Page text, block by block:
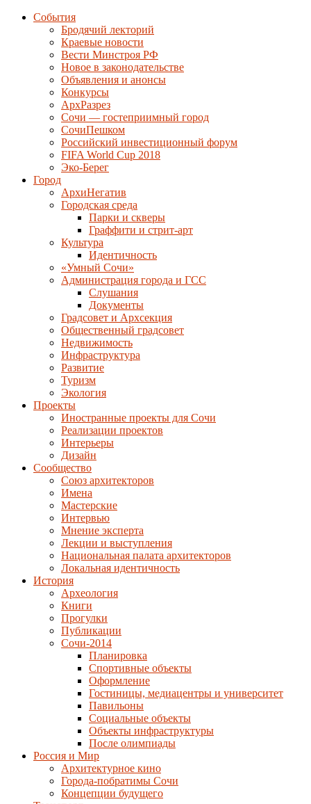
События
Бродячий лекторий
Краевые новости
Вести Минстроя РФ
Новое в законодательстве
Объявления и анонсы
Конкурсы
АрхРазрез
Сочи — гостеприимный город
СочиПешком
Российский инвестиционный форум
FIFA World Cup 2018
Эко-Берег
Город
АрхиНегатив
Городская среда
Парки и скверы
Граффити и стрит-арт
Культура
Идентичность
«Умный Сочи»
Администрация города и ГСС
Слушания
Документы
Градсовет и Архсекция
Общественный градсовет
Недвижимость
Инфраструктура
Развитие
Туризм
Экология
Проекты
Иностранные проекты для Сочи
Реализации проектов
Интерьеры
Дизайн
Сообщество
Союз архитекторов
Имена
Мастерские
Интервью
Мнение эксперта
Лекции и выступления
Национальная палата архитекторов
Локальная идентичность
История
Археология
Книги
Прогулки
Публикации
Сочи-2014
Планировка
Спортивные объекты
Оформление
Гостиницы, медиацентры и университет
Павильоны
Социальные объекты
Объекты инфраструктуры
После олимпиады
Россия и Мир
Архитектурное кино
Города-побратимы Сочи
Концепции будущего